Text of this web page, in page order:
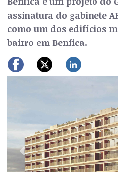
assinatura do gabinete
como um dos edifícios
bairro em Benfica.